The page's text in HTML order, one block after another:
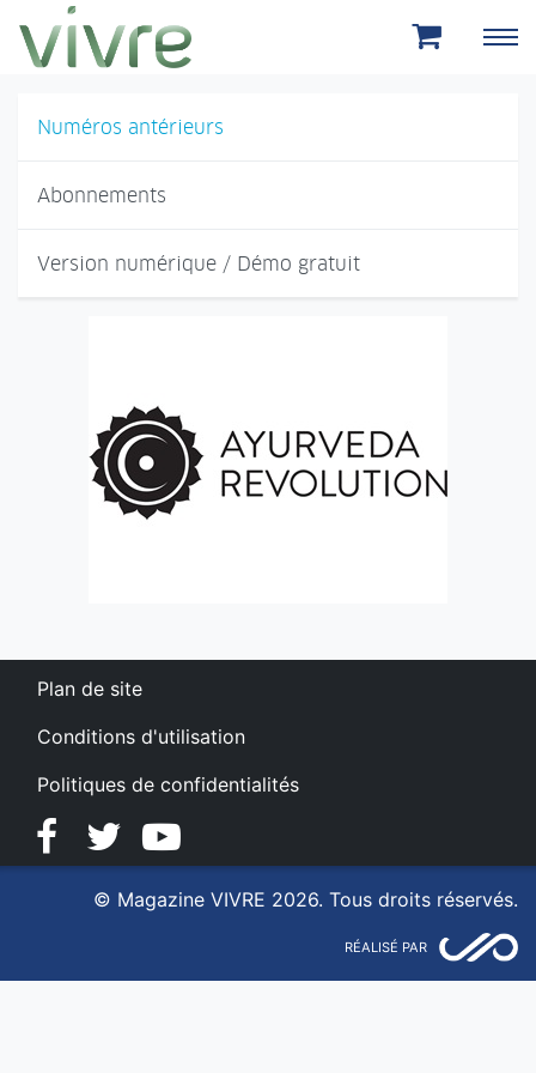
Aller au menu principal
Aller au contenu principal
Numéros antérieurs
Abonnements
Version numérique / Démo gratuit
Plan de site
Conditions d'utilisation
Politiques de confidentialités
FacebookTwitterYouTube
© Magazine VIVRE 2026. Tous droits réservés.
RÉALISÉ PAR